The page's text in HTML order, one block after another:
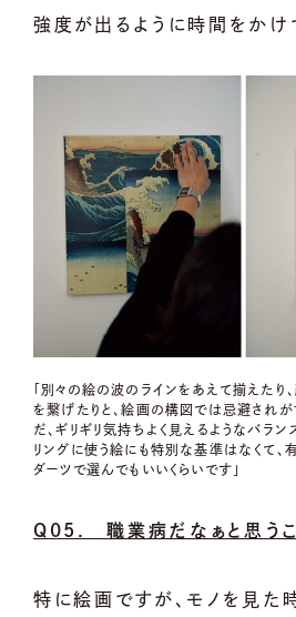
強度が出るように時間をかけ
「別々の絵の波のラインをあえて揃えたり
を繋げたりと、絵画の構図では忌避されが
だ、ギリギリ気持ちよく見えるようなバラ
リングに使う絵にも特別な基準はなくて、
ダーツで選んでもいいくらいです」
Q05. 職業病だなぁと思うこ
特に絵画ですが、モノを見た